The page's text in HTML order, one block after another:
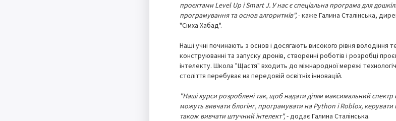
проєктами Level Up і Smart J. У нас є спеціальна програма для
програмування та основ алгоритмів",- каже Галина Сталінська,
"Сімха Хабад".
Наші учні починають з основ і досягають високого рівня володіння
конструюванні та запуску дронів, створенні роботів і розробці
інтелекту. Школа "Щастя" входить до міжнародної мережі
століття перебуває на передовій освітніх інновацій.
"Наші курси розроблені так, щоб надати дітям максимальний
можуть вивчати блогінг, програмувати на Python і Roblox,
також вивчати штучний інтелект",- додає Галина Сталінська.